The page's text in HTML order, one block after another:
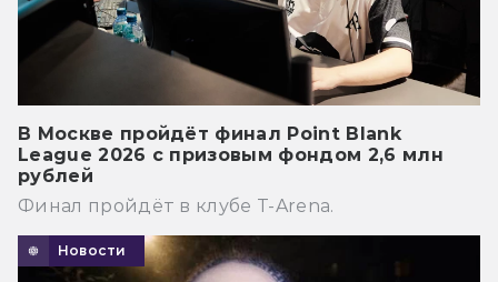
В Москве пройдёт финал Point Blank
League 2026 с призовым фондом 2,6 млн
рублей
Финал пройдёт в клубе T-Arena.
Новости